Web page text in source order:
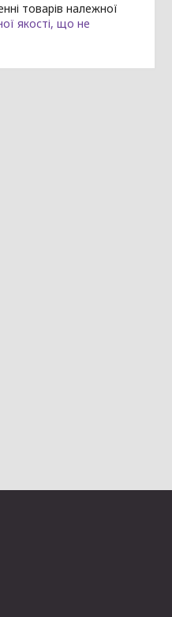
товарів належної
якості, що не